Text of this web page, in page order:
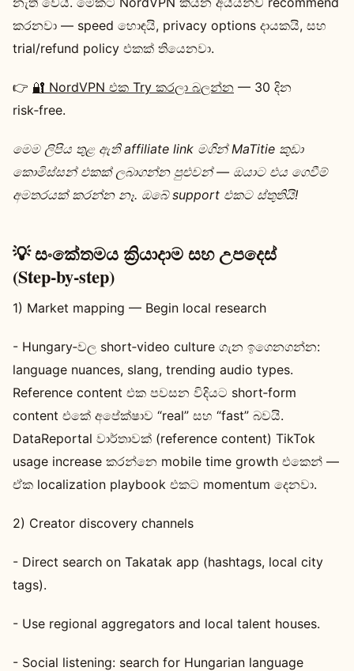
කරනවා — speed හොඳයි, privacy options දායකයි, සහ
trial/refund policy එකක් තියෙනවා.
👉 🔐 NordVPN එක Try කරලා බලන්න — 30 දින
risk‑free.
මෙම ලිපිය තුළ ඇති affiliate link මගින් MaTitie කුඩා
කොමිස්සන් එකක් ලබාගන්න පුළුවන් — ඔයාට එය ගෙවීම්
අමතරයක් කරන්න නෑ. ඔබේ support එකට ස්තුතියි!
💡 සංකේතමය ක්‍රියාදාම සහ උපදෙස්
(Step‑by‑step)
1) Market mapping — Begin local research
- Hungary‑වල short‑video culture ගැන ඉගෙනගන්න:
language nuances, slang, trending audio types.
Reference content එක පවසන විදියට short‑form
content එකේ අපේක්ෂාව “real” සහ “fast” බවයි.
DataReportal වාර්තාවක් (reference content) TikTok
usage increase කරන්නෙ mobile time growth එකෙන් —
ඒක localization playbook එකට momentum දෙනවා.
2) Creator discovery channels
- Direct search on Takatak app (hashtags, local city
tags).
- Use regional aggregators and local talent houses.
- Social listening: search for Hungarian language